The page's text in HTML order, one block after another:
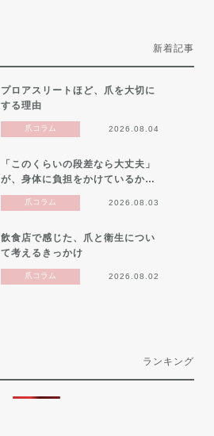
新着記事
プロアスリートほど、爪を大切に
する理由
爪コラム 2026.08.04
「このくらいの段差なら大丈夫」
が、身体に負担をかけているか…
爪コラム 2026.08.03
飲食店で感じた、爪と衛生につい
て考えるきっかけ
爪コラム 2026.08.02
ランキング